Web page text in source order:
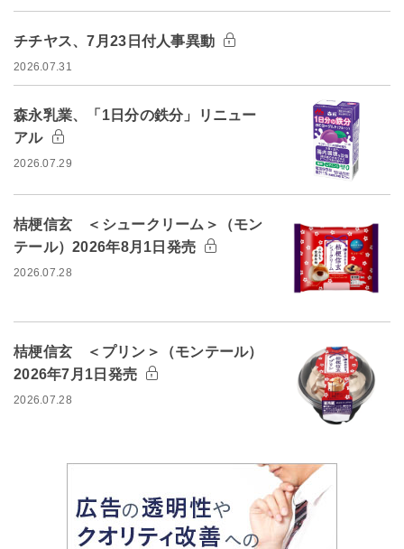
チチヤス、7月23日付人事異動
2026.07.31
森永乳業、「1日分の鉄分」リニュー
アル
2026.07.29
桔梗信玄 ＜シュークリーム＞（モン
テール）2026年8月1日発売
2026.07.28
桔梗信玄 ＜プリン＞（モンテール）
2026年7月1日発売
2026.07.28